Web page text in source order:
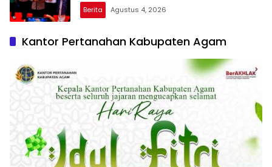
Berita Agustus 4, 2026
Kantor Pertanahan Kabupaten Agam